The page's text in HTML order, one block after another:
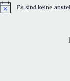
H
Es sind keine